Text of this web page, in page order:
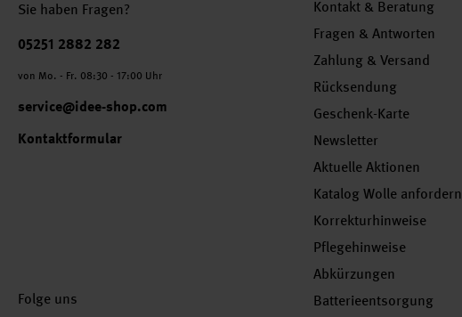
Sie haben Fragen?
Telefonnummer
05251 2882 282
von Mo. - Fr. 08:30 - 17:00 Uhr
service@idee-shop.com
Kontaktformular
Folge uns
Kontakt & Beratung
Fragen & Antworten
Zahlung & Versand
Rücksendung
Geschenk-Karte
Newsletter
Aktuelle Aktionen
Katalog Wolle anfordern
Korrekturhinweise
Pflegehinweise
Abkürzungen
Batterieentsorgung